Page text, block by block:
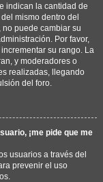
indican la cantidad de
mismo dentro del
puede cambiar su
Por favor,
su rango. La
y moderadores o
realizadas, llegando
del foro.
¡me pide que me
usuarios a través del
prevenir el uso